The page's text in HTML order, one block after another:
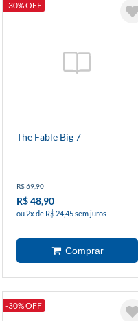
-30% OFF
The Fable Big 7
R$ 69,90
R$ 48,90
ou 2x de R$ 24,45 sem juros
-30% OFF